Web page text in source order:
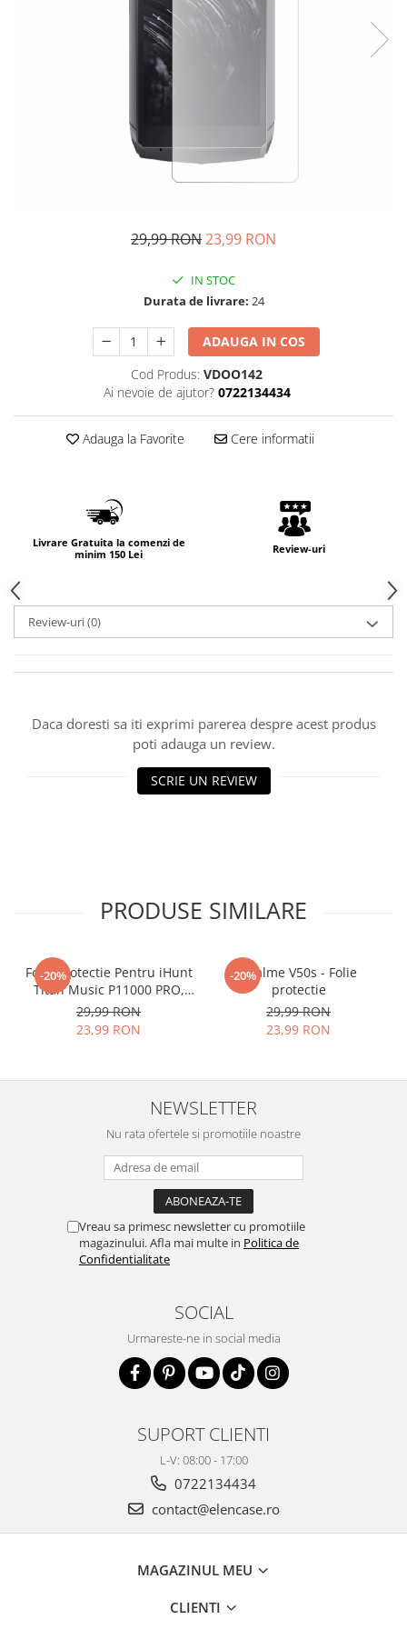
29,99 RON23,99 RON
IN STOC
Durata de livrare: 24
ADAUGA IN COS
Cod Produs: VDOO142
Ai nevoie de ajutor? 0722134434
Adauga la Favorite Cere informatii
Livrare Gratuita la comenzi de
minim 150 Lei
Review-uri
Review-uri(0)
Daca doresti sa iti exprimi parerea despre acest produs
poti adauga un review.
SCRIE UN REVIEW
PRODUSE SIMILARE
-20%
Folie Protectie Pentru iHunt
Titan Music P11000 PRO,
VDOO
29,99 RON
23,99 RON
-20%
Realme V50s - Folie
protectie
29,99 RON
23,99 RON
NEWSLETTER
Nu rata ofertele si promotiile noastre
Vreau sa primesc newsletter cu promotiile
magazinului. Afla mai multe in Politica de
Confidentialitate
SOCIAL
Urmareste-ne in social media
SUPORT CLIENTI
L-V: 08:00 - 17:00
0722134434
contact@elencase.ro
MAGAZINUL MEU
CLIENTI